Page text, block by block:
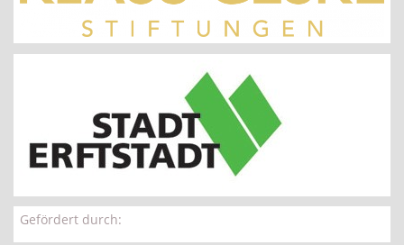
Gefördert durch: